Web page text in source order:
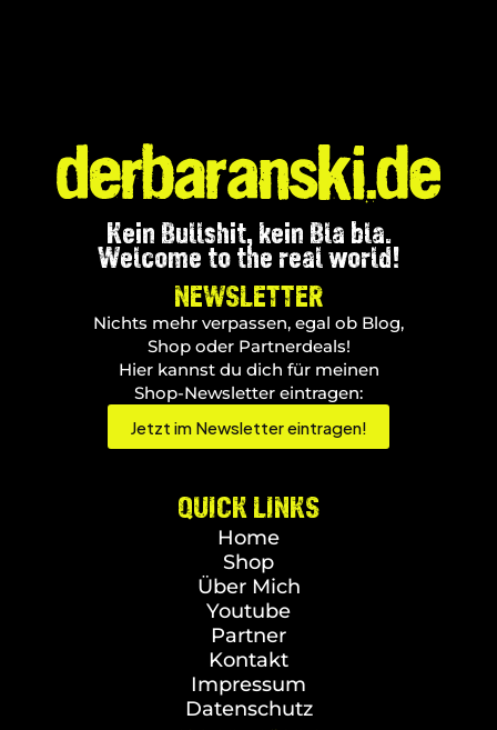
Kein Bullshit, kein Bla bla.
Welcome to the real world!
NEWSLETTER
Nichts mehr verpassen, egal ob Blog,
Shop oder Partnerdeals!
Hier kannst du dich für meinen
Shop-Newsletter eintragen:
Jetzt im Newsletter eintragen!
QUICK LINKS
Home
Shop
Über Mich
Youtube
Partner
Kontakt
Impressum
Datenschutz